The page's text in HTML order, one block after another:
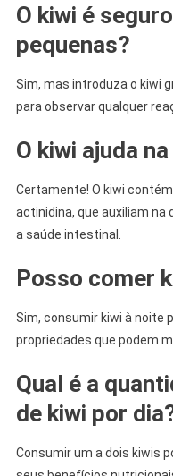
O kiwi é
pequenas?
Sim, mas introduza o kiwi
para observar qualquer
O kiwi ajuda
Certamente! O kiwi
actinidina, que auxiliam
a saúde intestinal.
Posso comer
Sim, consumir kiwi à noite
propriedades que podem
Qual é a
de kiwi por
Consumir um a dois kiwis